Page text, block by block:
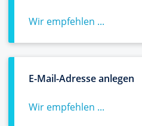
Wir empfehlen ...
E-Mail-Adresse anlegen
Wir empfehlen ...